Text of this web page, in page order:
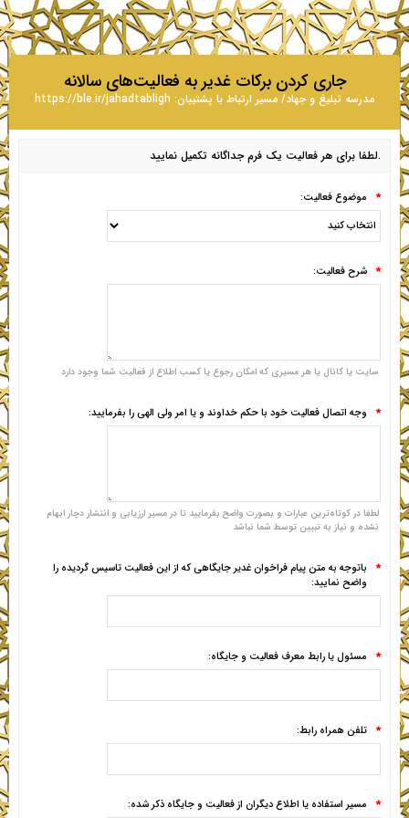
جاری کردن برکات غدیر به فعالیت‌های سالانه
مدرسه تبلیغ و جهاد/ مسیر ارتباط با پشتیبان: https://ble.ir/jahadtabligh
.لطفا برای هر فعالیت یک فرم جداگانه تکمیل نمایید
* موضوع فعالیت:
* شرح فعالیت:
سایت یا کانال یا هر مسیری که امکان رجوع یا کسب اطلاع از فعالیت شما وجود دارد
* وجه اتصال فعالیت خود با حکم خداوند و یا امر ولی الهی را بفرمایید:
لطفا در کوتاه‌ترین عبارات و بصورت واضح بفرمایید تا در مسیر ارزیابی و انتشار دچار ابهام
نشده و نیاز به تبیین توسط شما نباشد
*
باتوجه به متن پیام فراخوان غدیر جایگاهی که از این فعالیت تاسیس گردیده را
واضح نمایید:
* مسئول یا رابط معرف فعالیت و جایگاه:
* تلفن همراه رابط:
* مسیر استفاده یا اطلاع دیگران از فعالیت و جایگاه ذکر شده: